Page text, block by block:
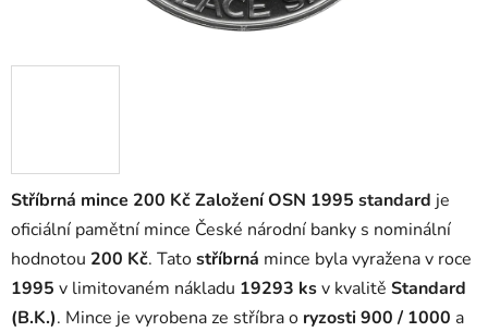
Stříbrná mince 200 Kč Založení OSN 1995 standard je
oficiální pamětní mince České národní banky s nominální
hodnotou 200 Kč. Tatostříbrná mince byla vyražena v roce
1995 v limitovaném nákladu 19293 ksv kvalitě Standard
(B.K.). Mince je vyrobena ze stříbra o ryzosti 900 / 1000 a